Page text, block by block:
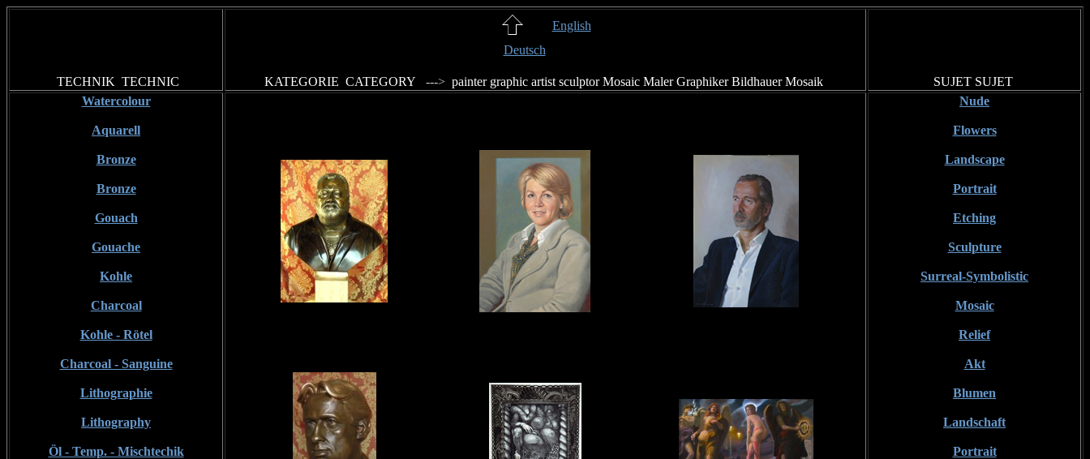
TECHNIK TECHNIC
English
Deutsch
KATEGORIE CATEGORY ---> painter graphic artist sculptorMosaic MalerGraphikerBildhauerMosaik SUJET SUJET
Watercolour
Aquarell
Bronze
Bronze
Gouach
Gouache
Kohle
Charcoal
Kohle - Rötel
Charcoal - Sanguine
Lithographie
Lithography
Öl - Temp. - Mischtechik
Nude
Flowers
Landscape
Portrait
Etching
Sculpture
Surreal-Symbolistic
Mosaic
Relief
Akt
Blumen
Landschaft
Portrait